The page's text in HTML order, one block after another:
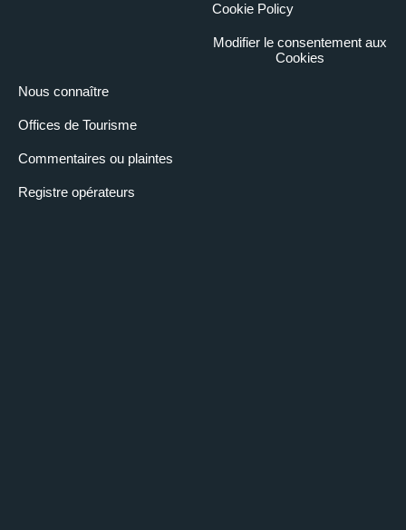
Nous connaître
Offices de Tourisme
Commentaires ou plaintes
Registre opérateurs
Cookie Policy
Modifier le consentement aux
Cookies